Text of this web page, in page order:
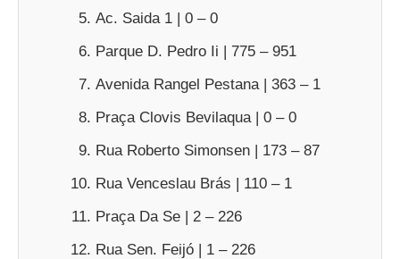
Ac. Saida 1 | 0 – 0
Parque D. Pedro Ii | 775 – 951
Avenida Rangel Pestana | 363 – 1
Praça Clovis Bevilaqua | 0 – 0
Rua Roberto Simonsen | 173 – 87
Rua Venceslau Brás | 110 – 1
Praça Da Se | 2 – 226
Rua Sen. Feijó | 1 – 226